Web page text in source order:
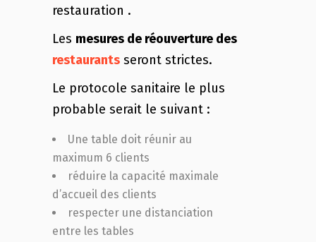
restauration .
Les mesures de réouverture des
restaurants seront strictes.
Le protocole sanitaire le plus
probable serait le suivant :
Une table doit réunir au
maximum 6 clients
réduire la capacité maximale
d’accueil des clients
respecter une distanciation
entre les tables